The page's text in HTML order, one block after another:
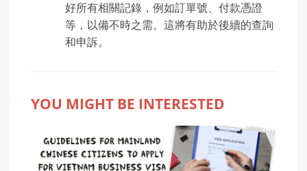
好所有相關記錄，例如訂單號、付款憑證
等，以備不時之需。這將有助於後續的查詢
和申訴。
YOU MIGHT BE INTERESTED